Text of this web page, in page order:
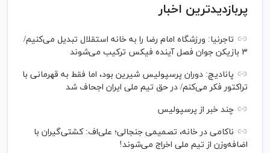
پربازدیدترین اخبار
تاجرنیا: ورزشگاه امام رضا را به خانه استقلال تبدیل می‌کنیم/
۳ بازیکن جوان فصل آینده فیکس ترکیب می‌شوند
پانادیچ: دوران پرسپولیس شیرین بود، اما فقط به قهرمانی با
تراکتور فکر می‌کنم/ در حق تیم ملی ایران اجحاف شد
چند خبر از پرسپولیس
ناکامی در خانه، تصمیمی جنجالی؛ علی‌اف: کشتی‌گیران با
اضافه‌وزن از تیم ملی اخراج می‌شوند!